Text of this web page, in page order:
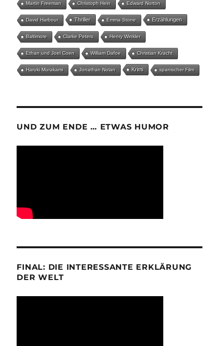
Martin Freeman Christoph Hein Edward Norton
David Harbour Thriller Emma Stone Erzählungen
Baltimore Clarke Peters Henry Winkler
Ethan und Joel Coen William Dafoe Christian Kracht
Haruki Murakami Jonathan Nolan Krimi spanischer Film
UND ZUM ENDE … ETWAS HUMOR
FINAL: DIE INTERESSANTE ERKLÄRUNG
DER WELT